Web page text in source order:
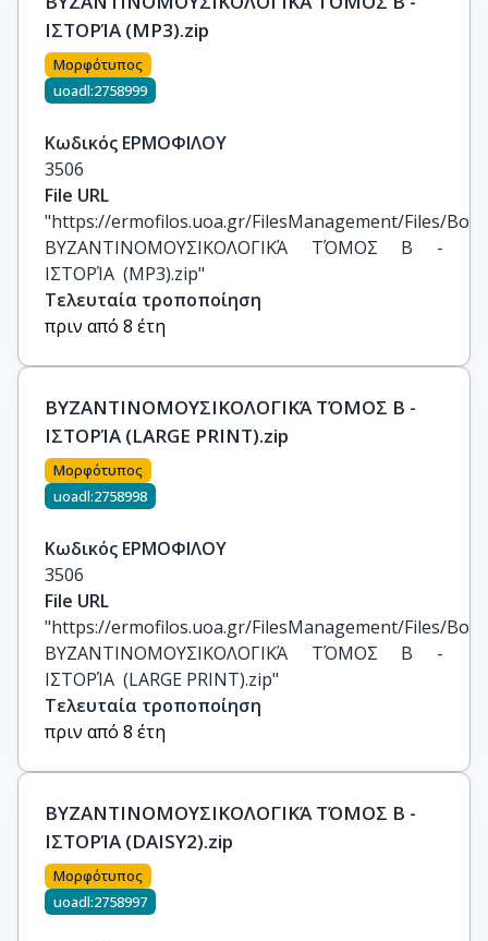
ΙΣΤΟΡΊΑ (MP3).zip
Μορφότυπος
uoadl:2758999
Κωδικός ΕΡΜΟΦΙΛΟΥ
3506
File URL
"https://ermofilos.uoa.gr/FilesManagement/Files/
ΒΥΖΑΝΤΙΝΟΜΟΥΣΙΚΟΛΟΓΙΚΆ ΤΌΜΟΣ Β -
ΙΣΤΟΡΊΑ  (MP3).zip"
Τελευταία τροποποίηση
πριν από 8 έτη
ΒΥΖΑΝΤΙΝΟΜΟΥΣΙΚΟΛΟΓΙΚΆ ΤΌΜΟΣ Β -
ΙΣΤΟΡΊΑ (LARGE PRINT).zip
Μορφότυπος
uoadl:2758998
Κωδικός ΕΡΜΟΦΙΛΟΥ
3506
File URL
"https://ermofilos.uoa.gr/FilesManagement/Files/
ΒΥΖΑΝΤΙΝΟΜΟΥΣΙΚΟΛΟΓΙΚΆ ΤΌΜΟΣ Β -
ΙΣΤΟΡΊΑ  (LARGE PRINT).zip"
Τελευταία τροποποίηση
πριν από 8 έτη
ΒΥΖΑΝΤΙΝΟΜΟΥΣΙΚΟΛΟΓΙΚΆ ΤΌΜΟΣ Β -
ΙΣΤΟΡΊΑ (DAISY2).zip
Μορφότυπος
uoadl:2758997